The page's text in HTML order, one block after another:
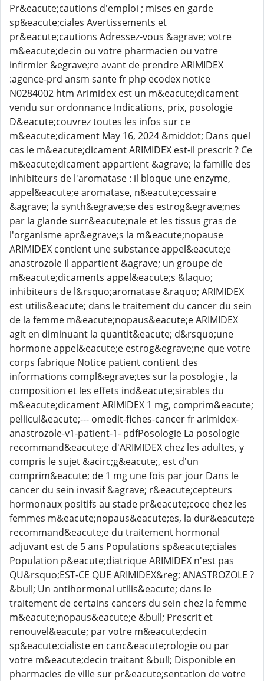
Pr&eacute;cautions d'emploi ; mises en garde
sp&eacute;ciales Avertissements et
pr&eacute;cautions Adressez-vous &agrave; votre
m&eacute;decin ou votre pharmacien ou votre
infirmier &egrave;re avant de prendre ARIMIDEX
:agence-prd ansm sante fr php ecodex notice
N0284002 htm Arimidex est un m&eacute;dicament
vendu sur ordonnance Indications, prix, posologie
D&eacute;couvrez toutes les infos sur ce
m&eacute;dicament May 16, 2024 &middot; Dans quel
cas le m&eacute;dicament ARIMIDEX est-il prescrit ? Ce
m&eacute;dicament appartient &agrave; la famille des
inhibiteurs de l'aromatase : il bloque une enzyme,
appel&eacute;e aromatase, n&eacute;cessaire
&agrave; la synth&egrave;se des estrog&egrave;nes
par la glande surr&eacute;nale et les tissus gras de
l'organisme apr&egrave;s la m&eacute;nopause
ARIMIDEX contient une substance appel&eacute;e
anastrozole Il appartient &agrave; un groupe de
m&eacute;dicaments appel&eacute;s &laquo;
inhibiteurs de l&rsquo;aromatase &raquo; ARIMIDEX
est utilis&eacute; dans le traitement du cancer du sein
de la femme m&eacute;nopaus&eacute;e ARIMIDEX
agit en diminuant la quantit&eacute; d&rsquo;une
hormone appel&eacute;e estrog&egrave;ne que votre
corps fabrique Notice patient contient des
informations compl&egrave;tes sur la posologie , la
composition et les effets ind&eacute;sirables du
m&eacute;dicament ARIMIDEX 1 mg, comprim&eacute;
pellicul&eacute;--- omedit-fiches-cancer fr arimidex-
anastrozole-v1-patient-1- pdfPosologie La posologie
recommand&eacute;e d'ARIMIDEX chez les adultes, y
compris le sujet &acirc;g&eacute;, est d'un
comprim&eacute; de 1 mg une fois par jour Dans le
cancer du sein invasif &agrave; r&eacute;cepteurs
hormonaux positifs au stade pr&eacute;coce chez les
femmes m&eacute;nopaus&eacute;es, la dur&eacute;e
recommand&eacute;e du traitement hormonal
adjuvant est de 5 ans Populations sp&eacute;ciales
Population p&eacute;diatrique ARIMIDEX n'est pas
QU&rsquo;EST-CE QUE ARIMIDEX&reg; ANASTROZOLE ?
&bull; Un antihormonal utilis&eacute; dans le
traitement de certains cancers du sein chez la femme
m&eacute;nopaus&eacute;e &bull; Prescrit et
renouvel&eacute; par votre m&eacute;decin
sp&eacute;cialiste en canc&eacute;rologie ou par
votre m&eacute;decin traitant &bull; Disponible en
pharmacies de ville sur pr&eacute;sentation de votre